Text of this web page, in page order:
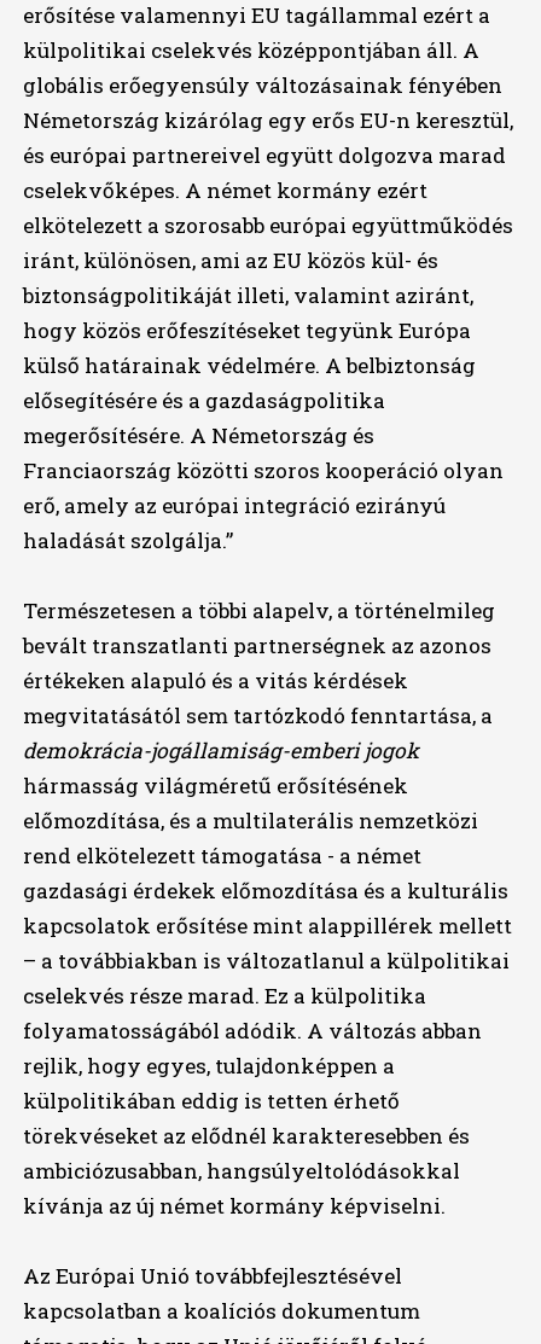
erősítése valamennyi EU tagállammal ezért a
külpolitikai cselekvés középpontjában áll. A
globális erőegyensúly változásainak fényében
Németország kizárólag egy erős EU-n keresztül,
és európai partnereivel együtt dolgozva marad
cselekvőképes. A német kormány ezért
elkötelezett a szorosabb európai együttműködés
iránt, különösen, ami az EU közös kül- és
biztonságpolitikáját illeti, valamint aziránt,
hogy közös erőfeszítéseket tegyünk Európa
külső határainak védelmére. A belbiztonság
elősegítésére és a gazdaságpolitika
megerősítésére. A Németország és
Franciaország közötti szoros kooperáció olyan
erő, amely az európai integráció ezirányú
haladását szolgálja.”
Természetesen a többi alapelv, a történelmileg
bevált transzatlanti partnerségnek az azonos
értékeken alapuló és a vitás kérdések
megvitatásától sem tartózkodó fenntartása, a
demokrácia-jogállamiság-emberi jogok
hármasság világméretű erősítésének
előmozdítása, és a multilaterális nemzetközi
rend elkötelezett támogatása - a német
gazdasági érdekek előmozdítása és a kulturális
kapcsolatok erősítése mint alappillérek mellett
– a továbbiakban is változatlanul a külpolitikai
cselekvés része marad. Ez a külpolitika
folyamatosságából adódik. A változás abban
rejlik, hogy egyes, tulajdonképpen a
külpolitikában eddig is tetten érhető
törekvéseket az elődnél karakteresebben és
ambiciózusabban, hangsúlyeltolódásokkal
kívánja az új német kormány képviselni.
Az Európai Unió továbbfejlesztésével
kapcsolatban a koalíciós dokumentum